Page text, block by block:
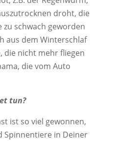
droht, die
zu schwach geworden
aus dem Winterschlaf
die nicht mehr fliegen
die vom Auto
tun?
ist so viel gewonnen,
Spinnentiere in Deiner